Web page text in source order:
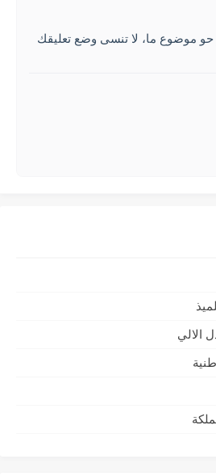
حو موضوع ما، لا تنسى وضع تعليقك
الالي